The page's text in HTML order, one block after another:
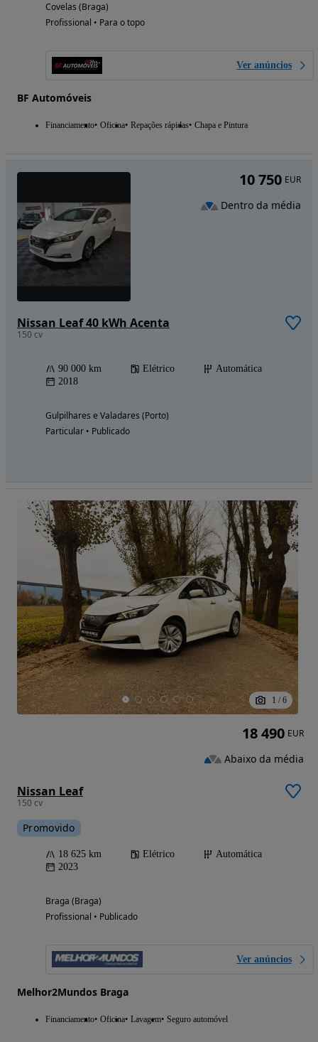
Covelas (Braga)
Profissional • Para o topo
Ver anúncios
BF Automóveis
Financiamento Oficina Repações rápidas Chapa e Pintura
Nissan Leaf 40 kWh Acenta
150 cv
90 000 km Elétrico
Automática
2018
Gulpilhares e Valadares (Porto)
Particular • Publicado
10 750 EUR
Dentro da média
1 / 6
Nissan Leaf
150 cv
Promovido
18 625 km Elétrico
Automática
2023
Braga (Braga)
Profissional • Publicado
Ver anúncios
Melhor2Mundos Braga
Financiamento Oficina Lavagem Seguro automóvel
18 490 EUR
Abaixo da média